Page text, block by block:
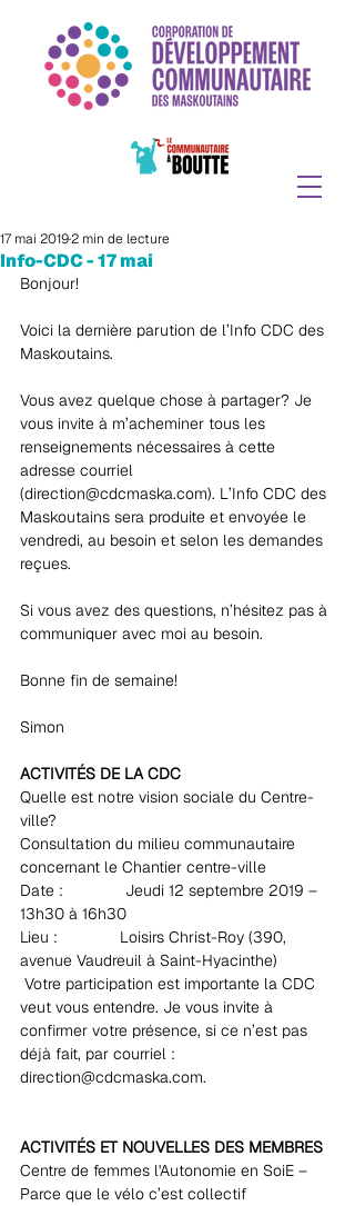
Info-CDC - 17 mai
17 mai 20192 min de lecture
Bonjour!
Voici la dernière parution de l’Info CDC des
Maskoutains.
Vous avez quelque chose à partager? Je
vous invite à m’acheminer tous les
renseignements nécessaires à cette
adresse courriel
(direction@cdcmaska.com). L’Info CDC des
Maskoutains sera produite et envoyée le
vendredi, au besoin et selon les demandes
reçues.
Si vous avez des questions, n’hésitez pas à
communiquer avec moi au besoin.
Bonne fin de semaine!
Simon
ACTIVITÉS DE LA CDC
Quelle est notre vision sociale du Centre-
ville?
Consultation du milieu communautaire
concernant le Chantier centre-ville
Date :              Jeudi 12 septembre 2019 –
13h30 à 16h30
Lieu :              Loisirs Christ-Roy (390,
avenue Vaudreuil à Saint-Hyacinthe)
Votre participation est importante la CDC
veut vous entendre. Je vous invite à
confirmer votre présence, si ce n’est pas
déjà fait, par courriel :
direction@cdcmaska.com.
ACTIVITÉS ET NOUVELLES DES MEMBRES
Centre de femmes l'Autonomie en SoiE –
Parce que le vélo c’est collectif